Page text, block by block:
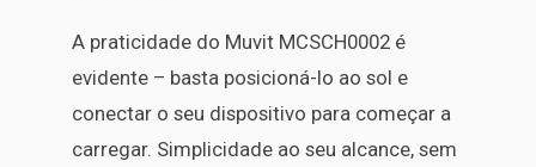
A praticidade do Muvit MCSCH0002 é
evidente – basta posicioná-lo ao sol e
conectar o seu dispositivo para começar a
carregar. Simplicidade ao seu alcance, sem